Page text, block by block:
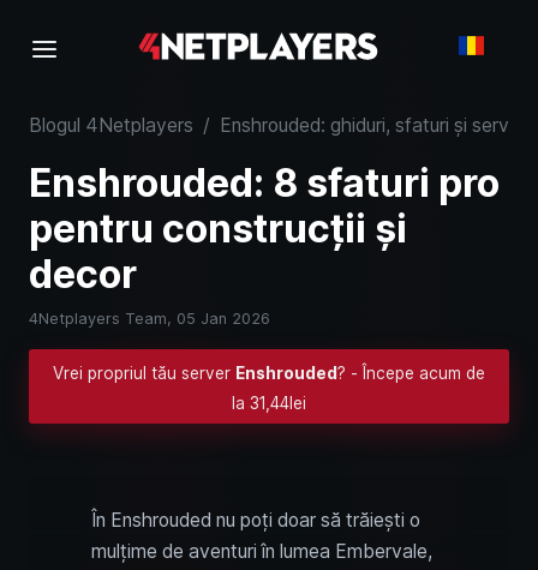
Blogul 4Netplayers / Enshrouded: ghiduri, sfaturi și servere
Enshrouded: 8 sfaturi pro
pentru construcții și
decor
4Netplayers Team, 05 Jan 2026
Vrei propriul tău server Enshrouded? - Începe acum de
la 31,44lei
În Enshrouded nu poți doar să trăiești o
mulțime de aventuri în lumea Embervale,